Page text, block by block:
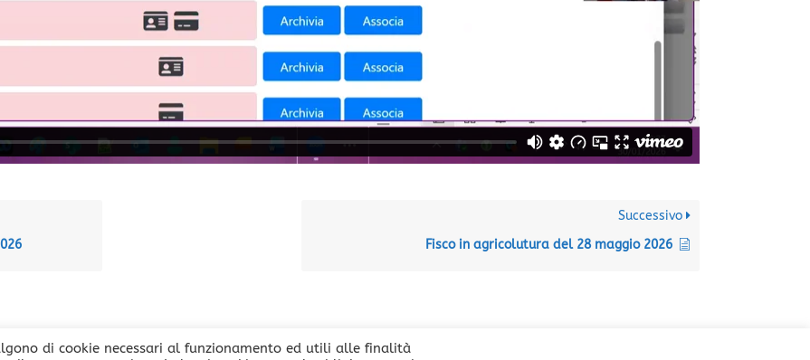
Successivo
Fisco in agricolutura del 28 maggio 2026
di cookie necessari al funzionamento ed utili alle finalità